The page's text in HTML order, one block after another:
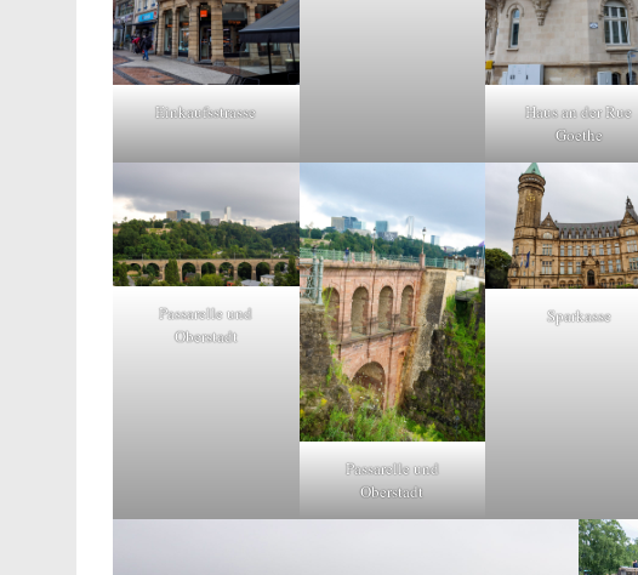
Einkaufsstrasse
Haus an der Rue
Goethe
Passarelle und
Oberstadt
Passarelle und
Oberstadt
Sparkasse